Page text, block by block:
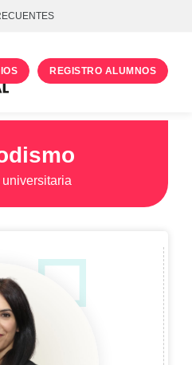
REGISTRO ALUMNOS